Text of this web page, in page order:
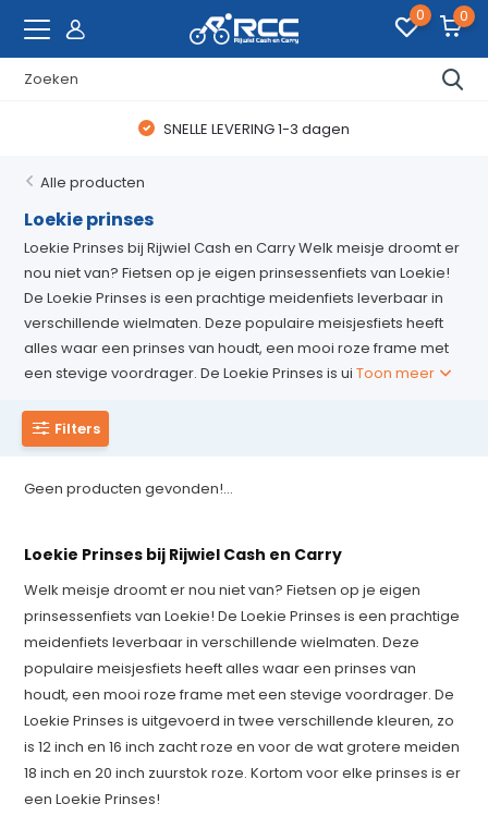
0 0
SNELLE LEVERING 1-3 dagen
Alle producten
Loekie prinses
Loekie Prinses bij Rijwiel Cash en Carry Welk meisje droomt er
nou niet van? Fietsen op je eigen prinsessenfiets van Loekie!
De Loekie Prinses is een prachtige meidenfiets leverbaar in
verschillende wielmaten. Deze populaire meisjesfiets heeft
alles waar een prinses van houdt, een mooi roze frame met
een stevige voordrager. De Loekie Prinses is uiToon meer
Filters
Geen producten gevonden!...
Loekie Prinses bij Rijwiel Cash en Carry
Welk meisje droomt er nou niet van? Fietsen op je eigen
prinsessenfiets van Loekie! De Loekie Prinses is een prachtige
meidenfiets leverbaar in verschillende wielmaten. Deze
populaire meisjesfiets heeft alles waar een prinses van
houdt, een mooi roze frame met een stevige voordrager. De
Loekie Prinses is uitgevoerd in twee verschillende kleuren, zo
is 12 inch en 16 inch zacht roze en voor de wat grotere meiden
18 inch en 20 inch zuurstok roze. Kortom voor elke prinses is er
een Loekie Prinses!